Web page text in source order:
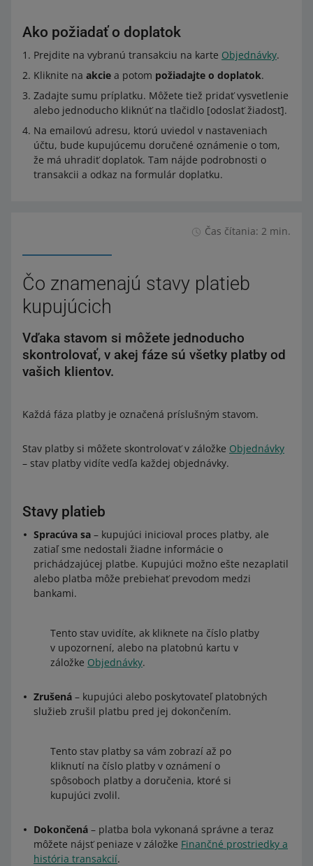
Ako požiadať o doplatok
Prejdite na vybranú transakciu na karte Objednávky.
Kliknite na akcie a potom požiadajte o doplatok.
Zadajte sumu príplatku. Môžete tiež pridať vysvetlenie
alebo jednoducho kliknúť na tlačidlo [odoslať žiadosť].
Na emailovú adresu, ktorú uviedol v nastaveniach
účtu, bude kupujúcemu doručené oznámenie o tom,
že má uhradiť doplatok. Tam nájde podrobnosti o
transakcii a odkaz na formulár doplatku.
Čas čítania: 2 min.
Čo znamenajú stavy platieb
kupujúcich
Vďaka stavom si môžete jednoducho
skontrolovať, v akej fáze sú všetky platby od
vašich klientov.
Každá fáza platby je označená príslušným stavom.
Stav platby si môžete skontrolovať v záložke Objednávky
– stav platby vidíte vedľa každej objednávky.
Stavy platieb
Spracúva sa – kupujúci inicioval proces platby, ale
zatiaľ sme nedostali žiadne informácie o
prichádzajúcej platbe. Kupujúci možno ešte nezaplatil
alebo platba môže prebiehať prevodom medzi
bankami.
Tento stav uvidíte, ak kliknete na číslo platby
v upozornení, alebo na platobnú kartu v
záložke Objednávky.
Zrušená – kupujúci alebo poskytovateľ platobných
služieb zrušil platbu pred jej dokončením.
Tento stav platby sa vám zobrazí až po
kliknutí na číslo platby v oznámení o
spôsoboch platby a doručenia, ktoré si
kupujúci zvolil.
Dokončená – platba bola vykonaná správne a teraz
môžete nájsť peniaze v záložke Finančné prostriedky a
história transakcií.